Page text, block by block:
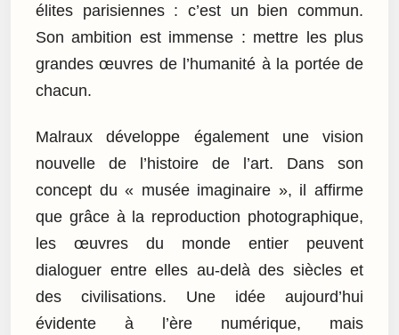
élites parisiennes : c’est un bien commun.
Son ambition est immense : mettre les plus
grandes œuvres de l’humanité à la portée de
chacun.
Malraux développe également une vision
nouvelle de l’histoire de l’art. Dans son
concept du « musée imaginaire », il affirme
que grâce à la reproduction photographique,
les œuvres du monde entier peuvent
dialoguer entre elles au-delà des siècles et
des civilisations. Une idée aujourd’hui
évidente à l’ère numérique, mais